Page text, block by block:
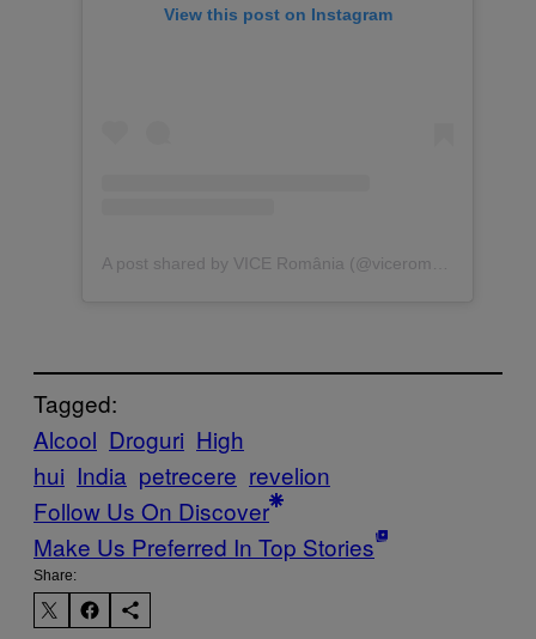
View this post on Instagram
Tagged:
Alcool Droguri High
hui India petrecere revelion
Follow Us On Discover
Make Us Preferred In Top Stories
Share: